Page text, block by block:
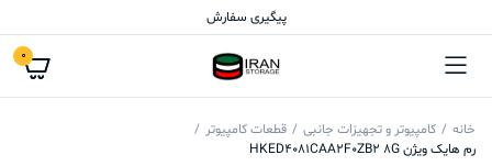
پیگیری سفارش
0
خانه کامپیوتر و تجهیزات جانبی
قطعات کامپیوتر
رم هایک ویژن HKED4081CAA2F0ZB2 8G